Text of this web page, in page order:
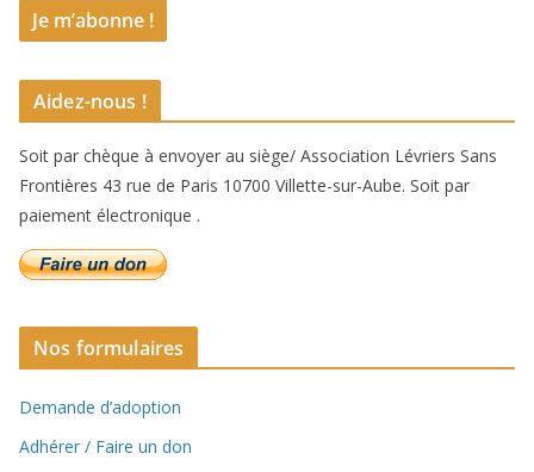
Aidez-nous !
Soit par chèque à envoyer au siège/ Association Lévriers Sans
Frontières 43 rue de Paris 10700 Villette-sur-Aube. Soit par
paiement électronique .
Nos formulaires
Demande d’adoption
Adhérer / Faire un don